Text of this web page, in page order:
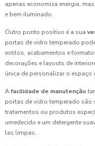
apenas economiza energia,
e bem iluminado.
Outro ponto positivo é a sua
portas de vidro temperado
estilos, acabamentos e
decorações e layouts de
única de personalizar o
Afacilidade de manutenção
portas de vidro temperado são
tratamentos ou produtos
umedecido e um detergente
las limpas.